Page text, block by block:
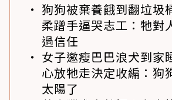
狗狗被棄養餓到翻垃圾
柔蹭手逼哭志工：牠對
過信任
女子邀瘦巴巴浪犬到家
心放牠走決定收編：狗
太陽了